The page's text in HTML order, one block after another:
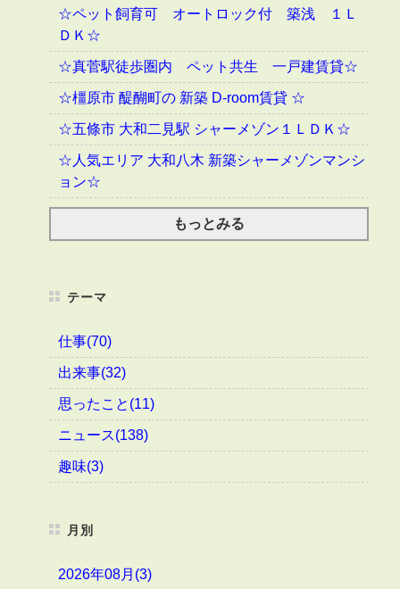
☆ペット飼育可 オートロック付 築浅 １Ｌ
ＤＫ☆
☆真菅駅徒歩圏内 ペット共生 一戸建賃貸☆
☆橿原市 醍醐町の 新築 D-room賃貸 ☆
☆五條市 大和二見駅 シャーメゾン１ＬＤＫ☆
☆人気エリア 大和八木 新築シャーメゾンマンシ
ョン☆
もっとみる
テーマ
仕事(70)
出来事(32)
思ったこと(11)
ニュース(138)
趣味(3)
月別
2026年08月(3)